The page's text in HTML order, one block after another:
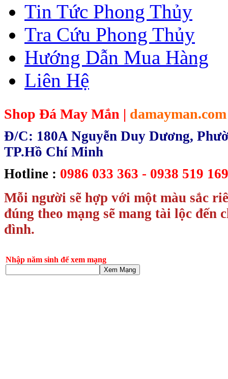
Tin Tức Phong Thủy
Tra Cứu Phong Thủy
Hướng Dẫn Mua Hàng
Liên Hệ
Shop Đá May Mắn | damayman.com
Đ/C: 180A Nguyễn Duy Dương,
TP.Hồ Chí Minh
Hotline : 0986 033 363 - 0938 519
Mỗi người sẽ hợp với một màu sắc
đúng theo mạng sẽ mang tài lộc đến
đình.
Nhập năm sinh để xem mạng
Xem Mạng